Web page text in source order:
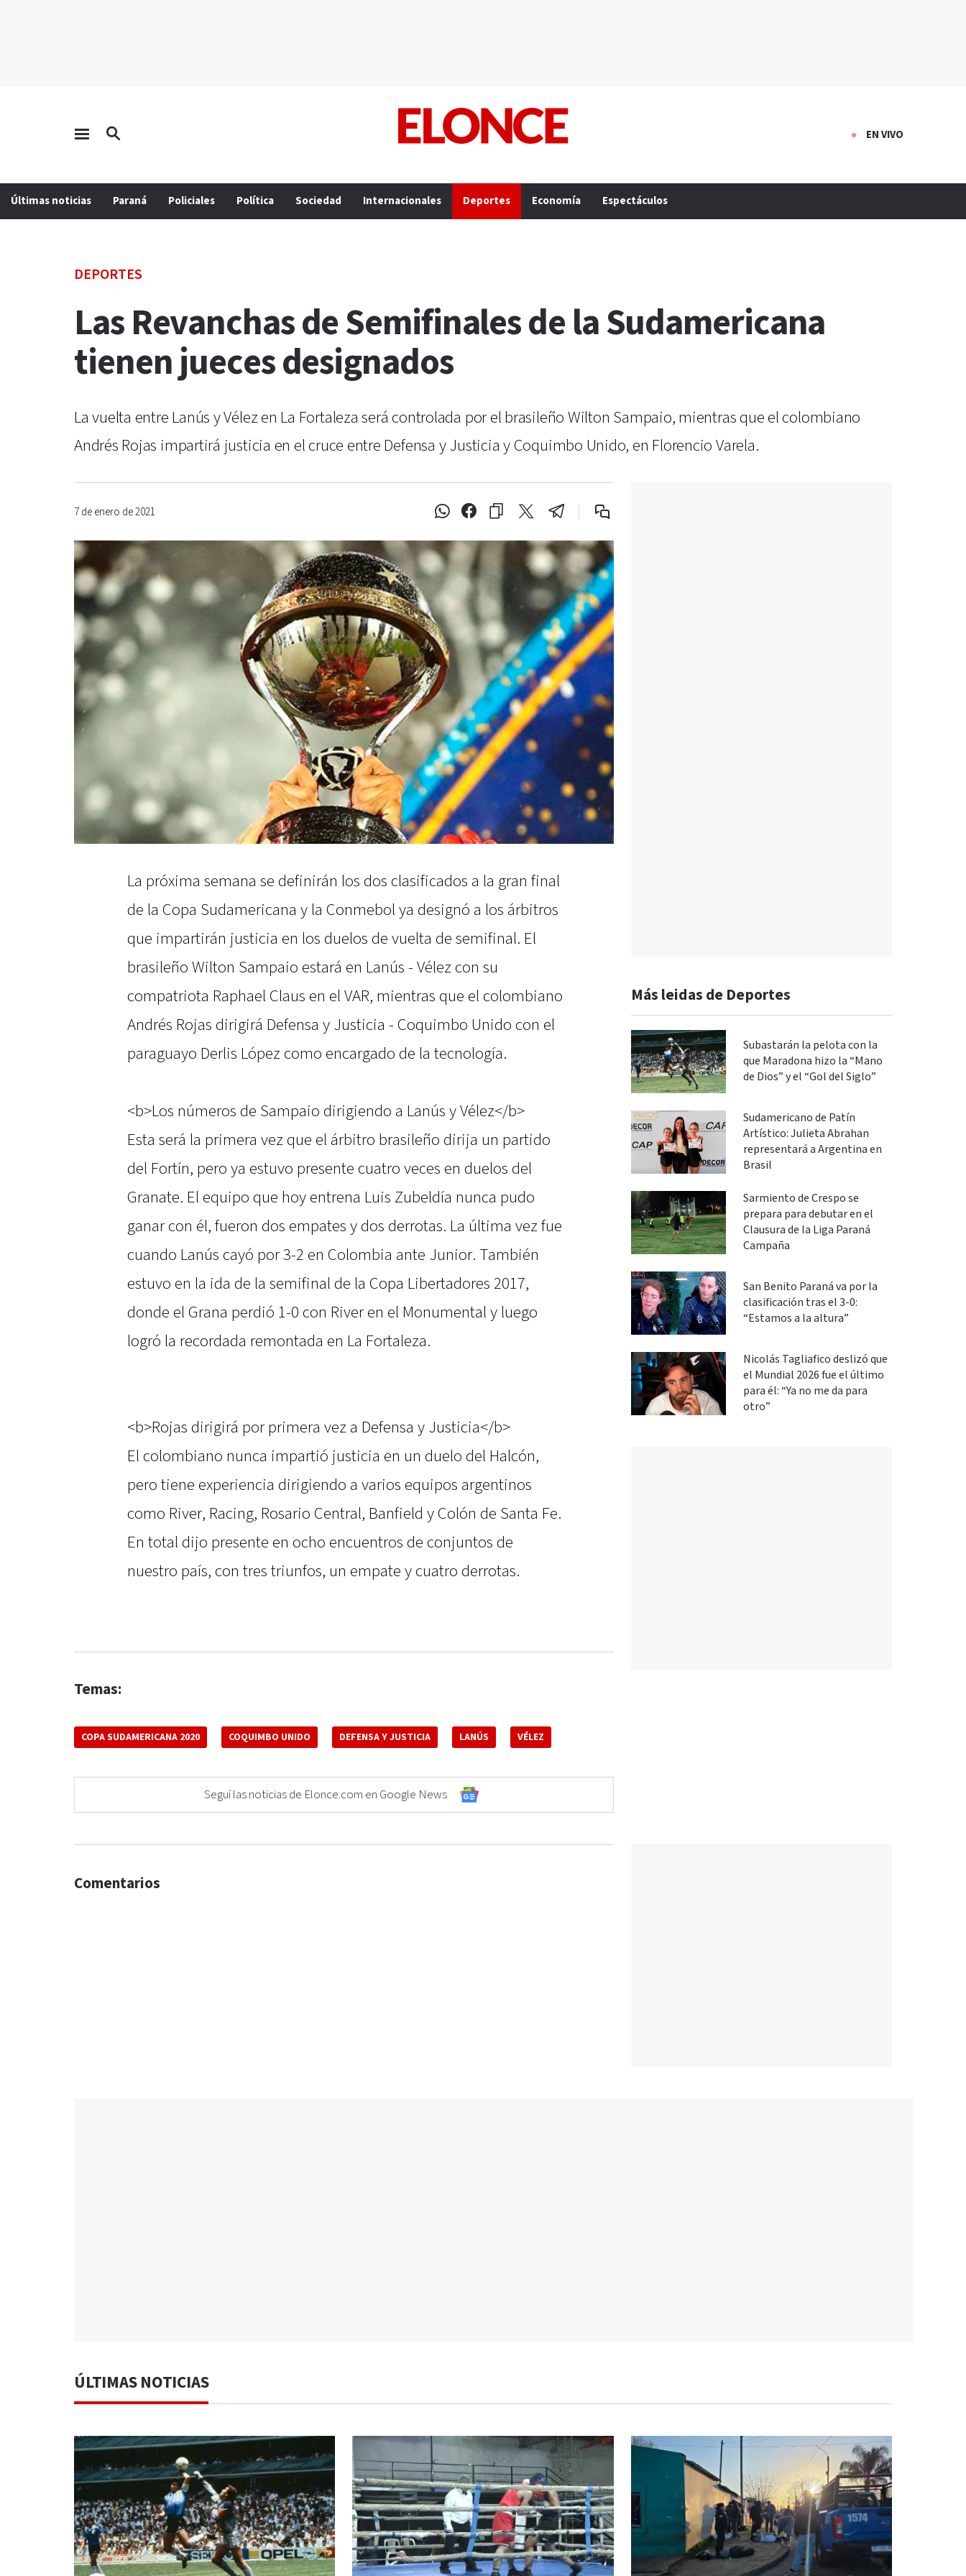
EN VIVO
Últimas noticias Paraná Policiales Política Sociedad Internacionales Deportes Economía Espectáculos
DEPORTES
Las Revanchas de Semifinales de la Sudamericana
tienen jueces designados
La vuelta entre Lanús y Vélez en La Fortaleza será controlada por el brasileño Wilton Sampaio, mientras que el colombiano
Andrés Rojas impartirá justicia en el cruce entre Defensa y Justicia y Coquimbo Unido, en Florencio Varela.
7 de enero de 2021
La próxima semana se definirán los dos clasificados a la gran final
de la Copa Sudamericana y la Conmebol ya designó a los árbitros
que impartirán justicia en los duelos de vuelta de semifinal. El
brasileño Wilton Sampaio estará en Lanús - Vélez con su
compatriota Raphael Claus en el VAR, mientras que el colombiano
Andrés Rojas dirigirá Defensa y Justicia - Coquimbo Unido con el
paraguayo Derlis López como encargado de la tecnología.
<b>Los números de Sampaio dirigiendo a Lanús y Vélez</b>
Esta será la primera vez que el árbitro brasileño dirija un partido
del Fortín, pero ya estuvo presente cuatro veces en duelos del
Granate. El equipo que hoy entrena Luis Zubeldía nunca pudo
ganar con él, fueron dos empates y dos derrotas. La última vez fue
cuando Lanús cayó por 3-2 en Colombia ante Junior. También
estuvo en la ida de la semifinal de la Copa Libertadores 2017,
donde el Grana perdió 1-0 con River en el Monumental y luego
logró la recordada remontada en La Fortaleza.
<b>Rojas dirigirá por primera vez a Defensa y Justicia</b>
El colombiano nunca impartió justicia en un duelo del Halcón,
pero tiene experiencia dirigiendo a varios equipos argentinos
como River, Racing, Rosario Central, Banfield y Colón de Santa Fe.
En total dijo presente en ocho encuentros de conjuntos de
nuestro país, con tres triunfos, un empate y cuatro derrotas.
Temas:
COPA SUDAMERICANA 2020 COQUIMBO UNIDO DEFENSA Y JUSTICIA LANÚS VÉLEZ
Seguí las noticias de Elonce.com en Google News
Más leidas de Deportes
Subastarán la pelota con la
que Maradona hizo la “Mano
de Dios” y el “Gol del Siglo”
Sudamericano de Patín
Artístico: Julieta Abrahan
representará a Argentina en
Brasil
Sarmiento de Crespo se
prepara para debutar en el
Clausura de la Liga Paraná
Campaña
San Benito Paraná va por la
clasificación tras el 3-0:
“Estamos a la altura”
Nicolás Tagliafico deslizó que
el Mundial 2026 fue el último
para él: “Ya no me da para
otro”
Comentarios
ÚLTIMAS NOTICIAS